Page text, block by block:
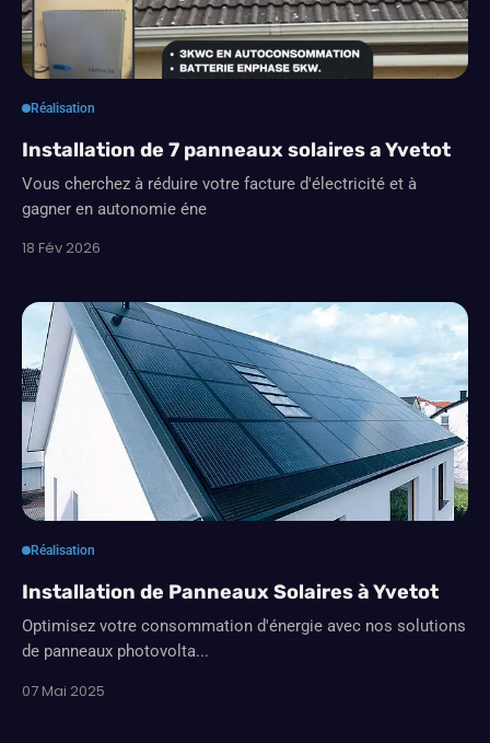
Réalisation
Installation de 7 panneaux solaires a Yvetot
Vous cherchez à réduire votre facture d'électricité et à
gagner en autonomie éne
18 Fév 2026
Réalisation
Installation de Panneaux Solaires à Yvetot
Optimisez votre consommation d'énergie avec nos solutions
de panneaux photovolta...
07 Mai 2025